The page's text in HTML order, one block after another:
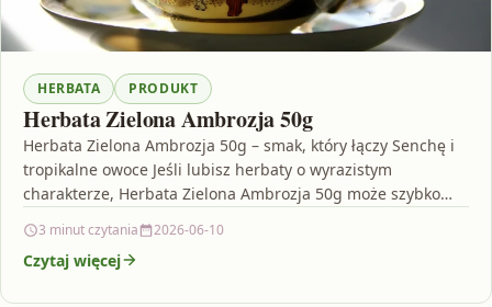
HERBATA PRODUKT
Herbata Zielona Ambrozja 50g
Herbata Zielona Ambrozja 50g – smak, który łączy Senchę i
tropikalne owoce Jeśli lubisz herbaty o wyrazistym
charakterze, Herbata Zielona Ambrozja 50g może szybko…
3 minut czytania 2026-06-10
Czytaj więcej